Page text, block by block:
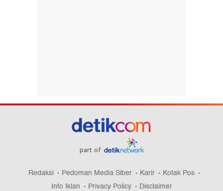
part of
Redaksi Pedoman Media Siber Karir
Kotak Pos
Info Iklan
Privacy Policy Disclaimer